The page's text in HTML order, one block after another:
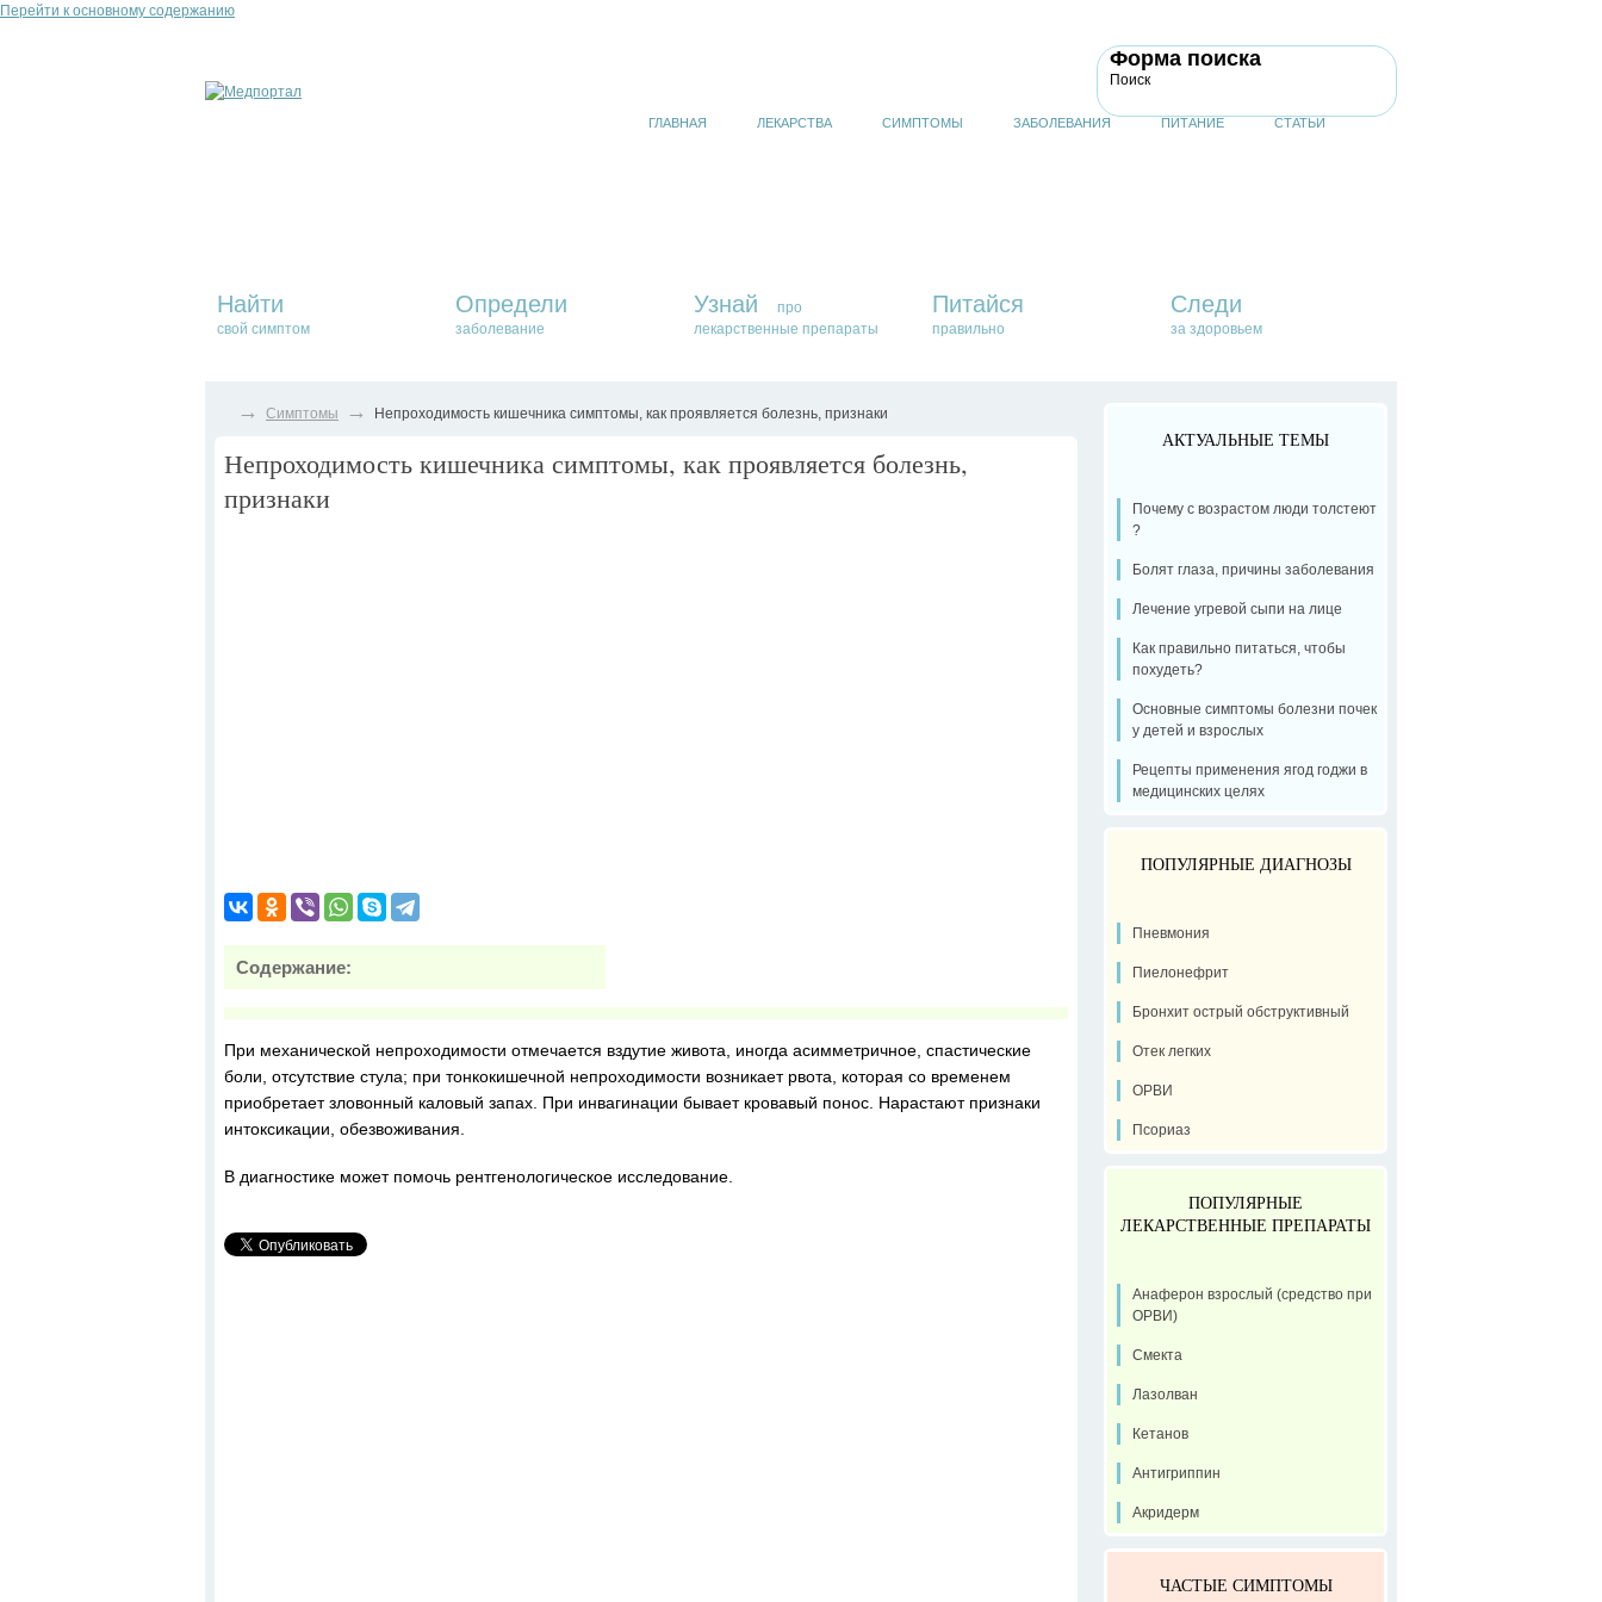
Перейти к основному содержанию
Форма поиска
Поиск
ГЛАВНАЯ ЛЕКАРСТВА СИМПТОМЫ ЗАБОЛЕВАНИЯ ПИТАНИЕ СТАТЬИ
Найти
свой симптом
Определи
заболевание
Узнай
про
лекарственные препараты
Питайся
правильно
Следи
за здоровьем
→ Симптомы → Непроходимость кишечника симптомы, как проявляется болезнь, признаки
Непроходимость кишечника симптомы, как проявляется болезнь,
признаки
Содержание:
При механической непроходимости отмечается вздутие живота, иногда асимметричное, спастические
боли, отсутствие стула; при тонкокишечной непроходимости возникает рвота, которая со временем
приобретает зловонный каловый запах. При инвагинации бывает кровавый понос. Нарастают признаки
интоксикации, обезвоживания.
В диагностике может помочь рентгенологическое исследование.
АКТУАЛЬНЫЕ ТЕМЫ
Почему с возрастом люди толстеют
?
Болят глаза, причины заболевания
Лечение угревой сыпи на лице
Как правильно питаться, чтобы
похудеть?
Основные симптомы болезни почек
у детей и взрослых
Рецепты применения ягод годжи в
медицинских целях
ПОПУЛЯРНЫЕ ДИАГНОЗЫ
Пневмония
Пиелонефрит
Бронхит острый обструктивный
Отек легких
ОРВИ
Псориаз
ПОПУЛЯРНЫЕ
ЛЕКАРСТВЕННЫЕ ПРЕПАРАТЫ
Анаферон взрослый (средство при
ОРВИ)
Смекта
Лазолван
Кетанов
Антигриппин
Акридерм
ЧАСТЫЕ СИМПТОМЫ